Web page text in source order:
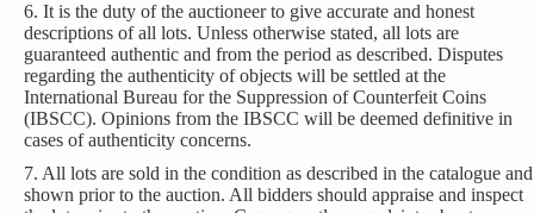
6. It is the duty of the auctioneer to give accurate and honest
descriptions of all lots. Unless otherwise stated, all lots are
guaranteed authentic and from the period as described. Disputes
regarding the authenticity of objects will be settled at the
International Bureau for the Suppression of Counterfeit Coins
(IBSCC). Opinions from the IBSCC will be deemed definitive in
cases of authenticity concerns.
7. All lots are sold in the condition as described in the catalogue and
shown prior to the auction. All bidders should appraise and inspect